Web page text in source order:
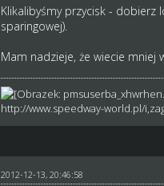
Klikalibyśmy przycisk - dobierz
sparingowej).
Mam nadzieje, że wiecie mniej
http://www.speedway-world.pl/
2012-12-13, 20:46:58